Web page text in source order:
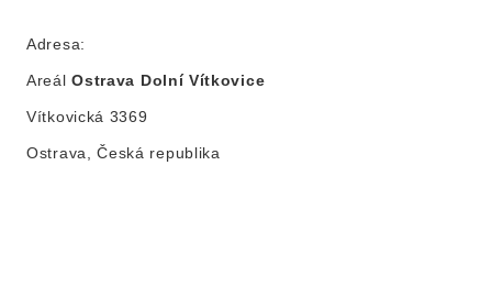
Adresa:
Areál Ostrava Dolní Vítkovice
Vítkovická 3369
Ostrava, Česká republika